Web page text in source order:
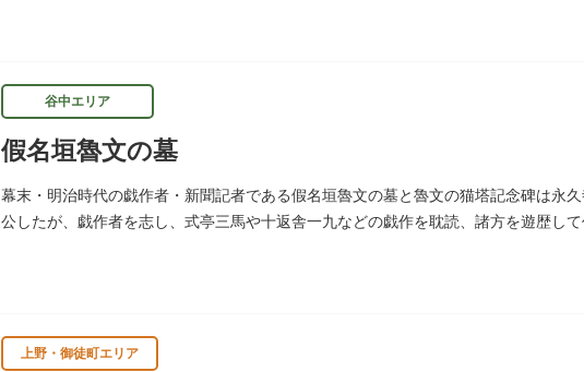
谷中エリア
假名垣魯文の墓
幕末・明治時代の戯作者・新聞記者である假名垣魯文の墓と魯文の猫塔記念碑は永
公したが、戯作者を志し、式亭三馬や十返舎一九などの戯作を耽読、諸方を遊歴し
上野・御徒町エリア